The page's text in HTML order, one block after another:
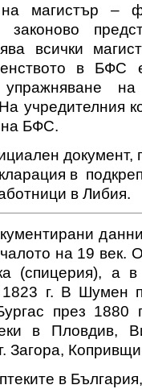
на магистър –
законово
всички
в БФС
учредителния
на БФС.
документ,
в
в Либия.
на 19 век.
(спицерия), а
1823 г. В Шумен
през
в Пловдив,
Загора,
в